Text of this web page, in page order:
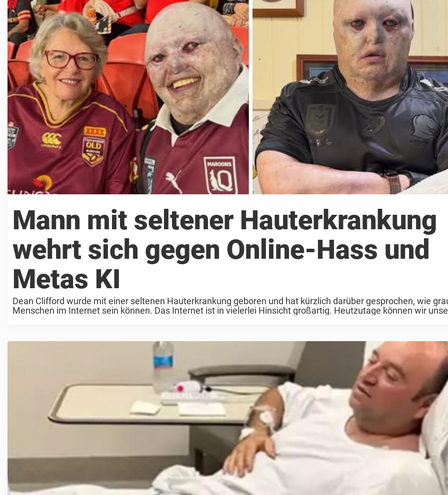
Mann mit seltener Hauterkrankung
wehrt sich gegen Online-Hass und
Metas KI
Dean Clifford wurde mit einer seltenen Hauterkrankung geboren und hat kürzlich darüber gesprochen, wie
Menschen im Internet sein können. Das Internet ist in vielerlei Hinsicht großartig. Heutzutage können wir